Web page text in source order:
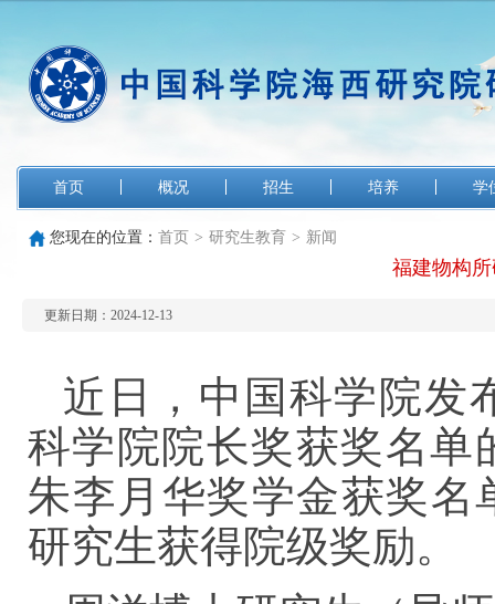
首页 概况 招生 培养 学
您现在的位置： 首页 > 研究生教育 > 新闻
福建物构
更新日期：2024-12-13
近日，中国科学院发
科学院院长奖获奖名单
朱李月华奖学金获奖名
研究生获得院级奖励。